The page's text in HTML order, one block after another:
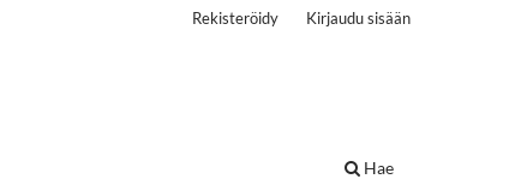
Hae
Rekisteröidy Kirjaudu sisään